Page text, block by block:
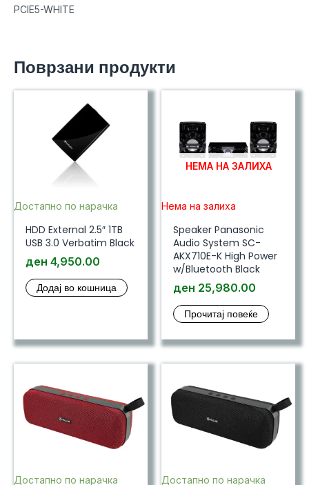
PCIE5-WHITE
Поврзани продукти
Достапно по нарачка
HDD External 2.5″ 1TB
USB 3.0 Verbatim Black
ден 4,950.00
Додај во кошница
НЕМА НА ЗАЛИХА
Нема на залиха
Speaker Panasonic
Audio System SC-
AKX710E-K High Power
w/Bluetooth Black
ден 25,980.00
Прочитај повеќе
Достапно по нарачка Достапно по нарачка